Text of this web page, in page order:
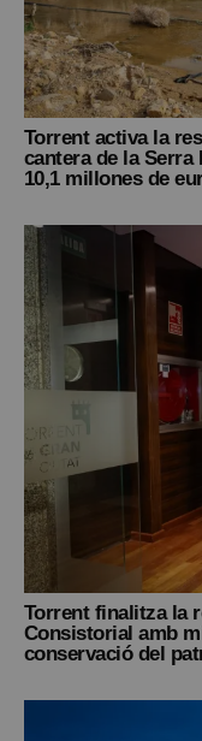
Torrent activa la
cantera de la Serra
10,1 millones de
Torrent finalitza la
Consistorial amb
conservació del